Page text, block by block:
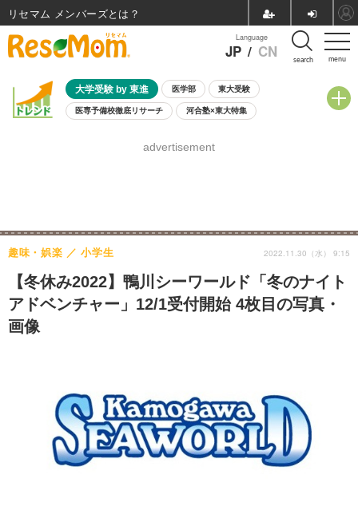
menu
Language
JP / CN search
大学受験 by 東進 医学部 東大受験
医専予備校徹底リサーチ 河合塾×東大特集
8月開催学校説明会・相談会
advertisement
【冬休み2022】鴨川シーワールド「冬のナイト
アドベンチャー」12/1受付開始 4枚目の写真・
画像
趣味・娯楽 小学生 2022.11.30（水） 9:15
リセマム メンバーズ